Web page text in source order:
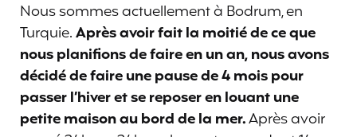
Nous sommes actuellement à Bodrum, en
Turquie.Après avoir fait la moitié de ce que
nous planifions de faire en un an, nous avons
décidé de faire une pause de 4 mois pour
passer l’hiver et se reposer en louant une
petite maison au bord de la mer.Après avoir